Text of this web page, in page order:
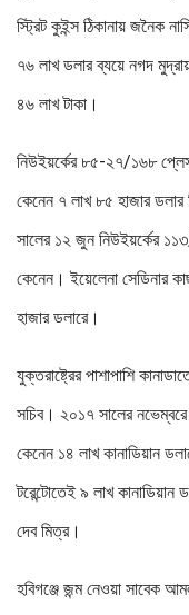
স্ট্রিট কুইন্স ঠিকানায় জনৈক
৭৬ লাখ ডলার ব্যয়ে নগদ
৪৬ লাখ টাকা।
নিউইয়র্কের ৮৫-২৭/১৬৮
কেনেন ৭ লাখ ৮৫ হাজার
সালের ১২ জুন নিউইয়র্কের
কেনেন। ইয়েলেনা সেডিনার
হাজার ডলারে।
যুক্তরাষ্ট্রের পাশাপাশি
সচিব। ২০১৭ সালের নভেম্বরে
কেনেন ১৪ লাখ কানাডিয়ান
টরেন্টোতেই ৯ লাখ
দেব মিত্র।
হবিগঞ্জে জন্ম নেওয়া সাবেক